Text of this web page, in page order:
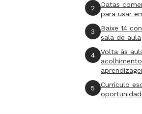
2
Datas
para usar
3
Baixe 14
sala de aula
4
Volta às
5
Currículo